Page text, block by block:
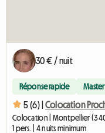
30 € / nuit
Réponse rapide Master
5 (6) | Colocation
Colocation | Montpellier
1 pers. | 4 nuits minimum